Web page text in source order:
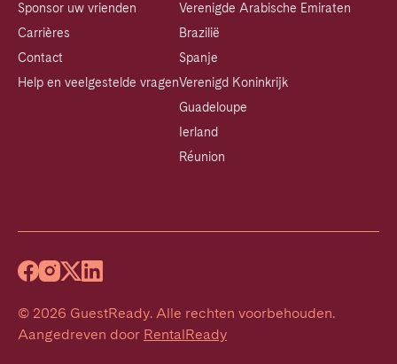
Sponsor uw vrienden
Carrières
Contact
Help en veelgestelde vragen
Verenigde Arabische Emiraten
Brazilië
Spanje
Verenigd Koninkrijk
Guadeloupe
Ierland
Réunion
© 2026 GuestReady. Alle rechten voorbehouden.
Aangedreven door RentalReady